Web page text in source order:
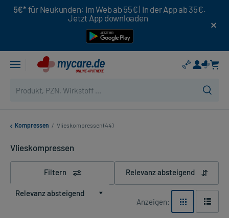
5€* für Neukunden: Im Web ab 55€ | In der App ab 35€.
Jetzt App downloaden
Kompressen / Vlieskompressen (44)
Vlieskompressen
Filtern Relevanz absteigend
Relevanz absteigend
Anzeigen: